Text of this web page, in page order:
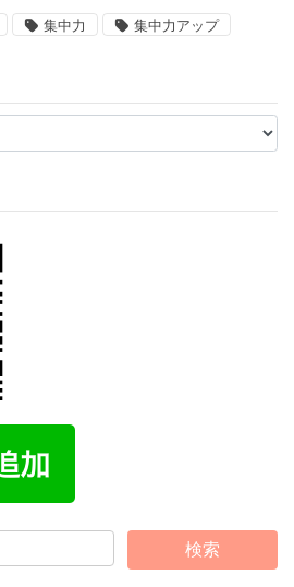
集中力 集中力アップ